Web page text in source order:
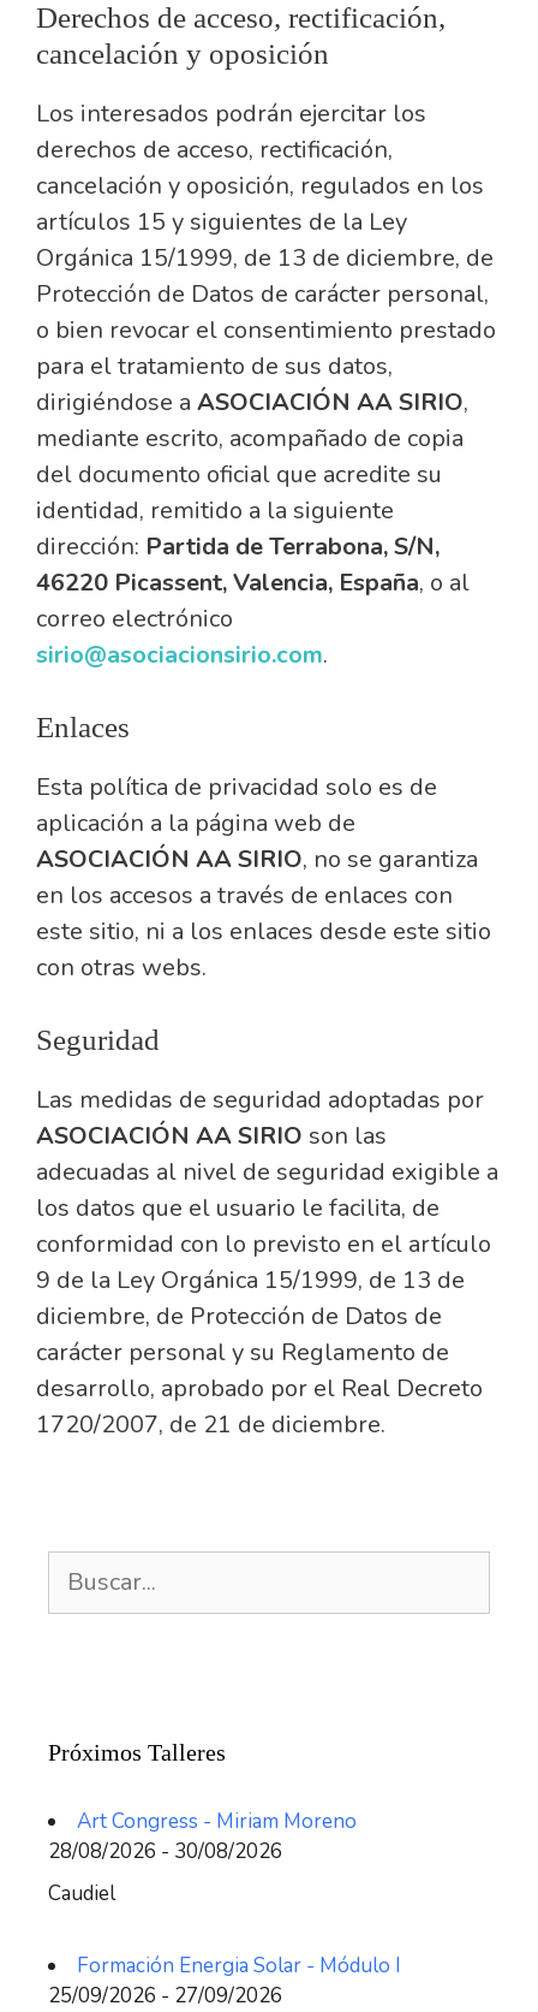
Derechos de acceso, rectificación,
cancelación y oposición
Los interesados podrán ejercitar los
derechos de acceso, rectificación,
cancelación y oposición, regulados en los
artículos 15 y siguientes de la Ley
Orgánica 15/1999, de 13 de diciembre, de
Protección de Datos de carácter personal,
o bien revocar el consentimiento prestado
para el tratamiento de sus datos,
dirigiéndose a ASOCIACIÓN AA SIRIO,
mediante escrito, acompañado de copia
del documento oficial que acredite su
identidad, remitido a la siguiente
dirección: Partida de Terrabona, S/N,
46220 Picassent, Valencia, España, o al
correo electrónico
sirio@asociacionsirio.com.
Enlaces
Esta política de privacidad solo es de
aplicación a la página web de
ASOCIACIÓN AA SIRIO, no se garantiza
en los accesos a través de enlaces con
este sitio, ni a los enlaces desde este sitio
con otras webs.
Seguridad
Las medidas de seguridad adoptadas por
ASOCIACIÓN AA SIRIO son las
adecuadas al nivel de seguridad exigible a
los datos que el usuario le facilita, de
conformidad con lo previsto en el artículo
9 de la Ley Orgánica 15/1999, de 13 de
diciembre, de Protección de Datos de
carácter personal y su Reglamento de
desarrollo, aprobado por el Real Decreto
1720/2007, de 21 de diciembre.
Próximos Talleres
Art Congress - Miriam Moreno
28/08/2026 - 30/08/2026
Caudiel
Formación Energia Solar - Módulo I
25/09/2026 - 27/09/2026